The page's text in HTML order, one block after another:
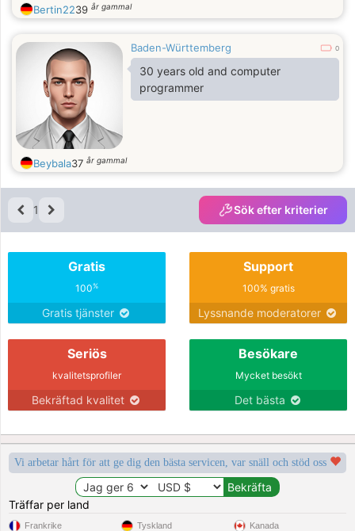
Bertin2239 år gammal
Baden-Württemberg 0
30 years old and computer
programmer
Beybala37 år gammal
1 Sök efter kriterier
Gratis
100%
Gratis tjänster
Support
100% gratis
Lyssnande moderatorer
Seriös
kvalitetsprofiler
Bekräftad kvalitet
Besökare
Mycket besökt
Det bästa
Vi arbetar hårt för att ge dig den bästa servicen, var snäll och stöd oss
Träffar per land
Frankrike Tyskland Kanada